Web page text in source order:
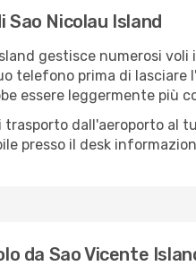
Nicolau Island
gestisce numerosi
telefono prima di lasciare
essere leggermente più
trasporto dall'aeroporto al
presso il desk
da Sao Vicente